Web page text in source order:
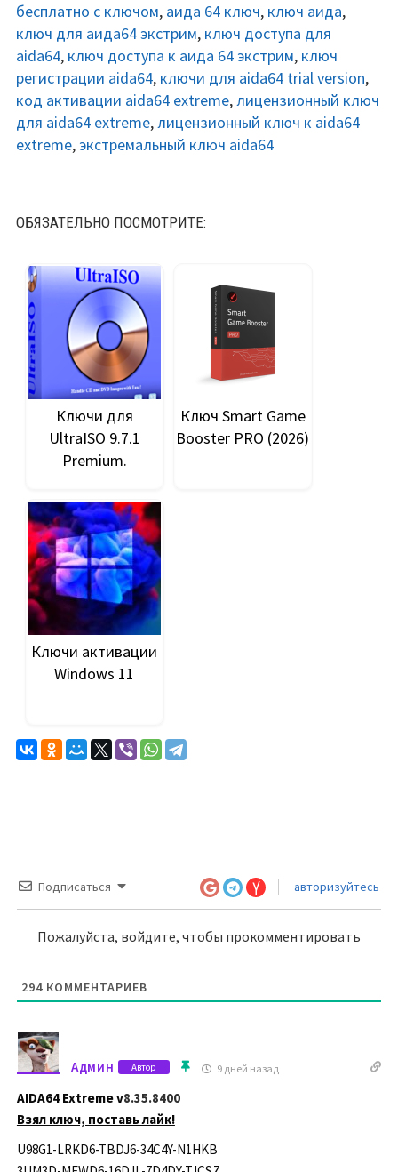
бесплатно с ключом, аида 64 ключ, ключ аида,
ключ для аида64 экстрим, ключ доступа для
aida64, ключ доступа к аида 64 экстрим, ключ
регистрации aida64, ключи для aida64 trial version,
код активации aida64 extreme,лицензионный ключ
для aida64 extreme,лицензионный ключ к aida64
extreme,экстремальный ключ aida64
ОБЯЗАТЕЛЬНО ПОСМОТРИТЕ:
Ключи для
UltraISO 9.7.1
Premium.
Ключ Smart Game
Booster PRO (2026)
Ключи активации
Windows 11
Подписаться авторизуйтесь
Пожалуйста, войдите, чтобы прокомментировать
294КОММЕНТАРИЕВ
Админ Автор 9 дней назад
AIDA64 Extreme v8.35.8400
Взял ключ, поставь лайк!
U98G1-LRKD6-TBDJ6-34C4Y-N1HKB